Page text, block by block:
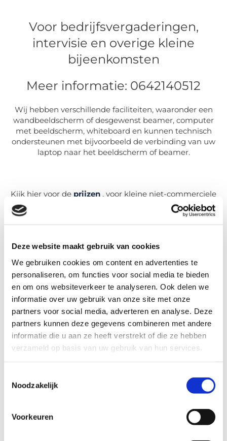
Deze website maakt gebruik van cookies
We gebruiken cookies om content en advertenties te
personaliseren, om functies voor social media te bieden
en om ons websiteverkeer te analyseren. Ook delen we
informatie over uw gebruik van onze site met onze
partners voor social media, adverteren en analyse. Deze
partners kunnen deze gegevens combineren met andere
informatie die u aan ze heeft verstrekt of die ze hebben
verzameld op basis van uw gebruik van hun services.
Noodzakelijk
Voorkeuren
Voor bedrijfsvergaderingen,
intervisie en overige kleine
bijeenkomsten
Meer informatie: 0642140512
Wij hebben verschillende faciliteiten, waaronder een
wandbeeldscherm of desgewenst beamer, computer
met beeldscherm, whiteboard en kunnen technisch
ondersteunen met bijvoorbeeld de verbinding van uw
laptop naar het beeldscherm of beamer.
Kijk hier voor de prijzen , voor kleine niet-commerciele
groepen is een aangepaste prijslijst, bel hiervoor
Gezondheidstrainingen
Opdeze pagina kun je lezen over korte livestreams
Healing Tao, speciaal bedoeld om spanningen uit je
lichaam los te laten en even bij te komen uit stress of
lastige gevoelens die deze tijd met zich mee brengt.
Deze livestream zijn u aangeboden door Avanturijn,
Avanturijn is al meer dan 27 jaar een plek waar